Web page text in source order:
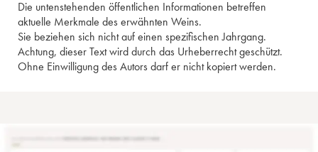
Die untenstehenden öffentlichen Informationen betreffen
aktuelle Merkmale des erwähnten Weins.
Sie beziehen sich nicht auf einen spezifischen Jahrgang.
Achtung, dieser Text wird durch das Urheberrecht geschützt.
Ohne Einwilligung des Autors darf er nicht kopiert werden.